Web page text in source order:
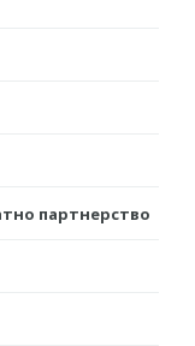
партнерство